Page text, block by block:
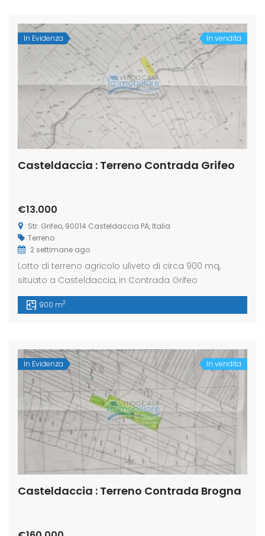
In Evidenza In vendita
Casteldaccia : Terreno Contrada Grifeo
€13.000
Str. Grifeo, 90014 Casteldaccia PA, Italia
Terreno
2 settimane ago
Lotto di terreno agricolo uliveto di circa 900 mq,
situato a Casteldaccia, in Contrada Grifeo
900 m2
In Evidenza In vendita
Casteldaccia : Terreno Contrada Brogna